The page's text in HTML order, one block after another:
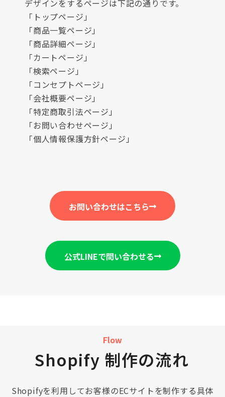
デザインをするページは下記の通りです。
「トップページ」
「商品一覧ページ」
「商品詳細ページ」
「カートページ」
「検索ページ」
「コンセプトページ」
「会社概要ページ」
「特定商取引法ページ」
「お問い合わせページ」
「個人情報保護方針ページ」
お問い合わせはこちら
公式LINEで問い合わせる
Flow
Shopify 制作の流れ
Shopifyを利用してお客様のECサイトを制作する具体